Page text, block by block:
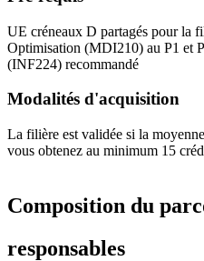
UE créneaux D partagés pour la
Optimisation (MDI210) au P1 et
(INF224) recommandé
Modalités d'acquisition
La filière est validée si la
vous obtenez au minimum 15
Composition du
responsables